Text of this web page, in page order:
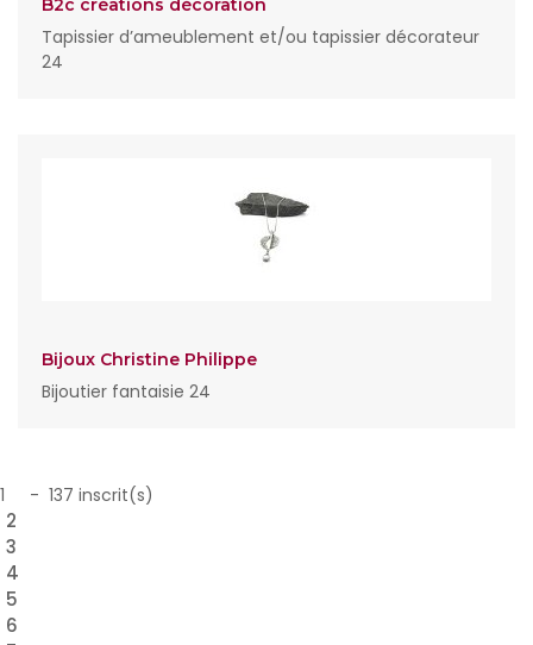
B2c créations décoration
Tapissier d’ameublement et/ou tapissier décorateur
24
Bijoux Christine Philippe
Bijoutier fantaisie 24
1
2
3
4
5
6
- 137 inscrit(s)